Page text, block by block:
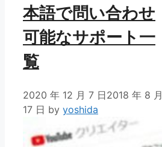
本語で問い合わせ
可能なサポート一
覧
2020 年 12 月 7 日2018 年 8 月
17 日 by yoshida